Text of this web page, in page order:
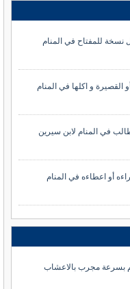
نسخة للمفتاح في المنام
القصيرة و اكلها في المنام
في المنام لابن سيرين
أو اعطاءه في المنام
بسرعة مجرب بالاعشاب